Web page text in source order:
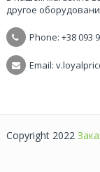
другое
Phone: +38093
Email:
Copyright 2022